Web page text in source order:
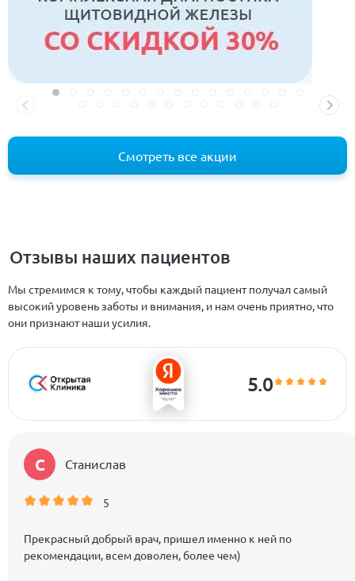
Смотреть все акции
Отзывы наших пациентов
Мы стремимся к тому, чтобы каждый пациент получал самый
высокий уровень заботы и внимания, и нам очень приятно, что
они признают наши усилия.
5.0
С Станислав
5
Прекрасный добрый врач, пришел именно к ней по
рекомендации, всем доволен, более чем)